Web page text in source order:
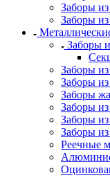
Заборы
Заборы
Заборы
Заборы
Заборы
Заборы
Заборы из
Заборы
Заборы
Реечные